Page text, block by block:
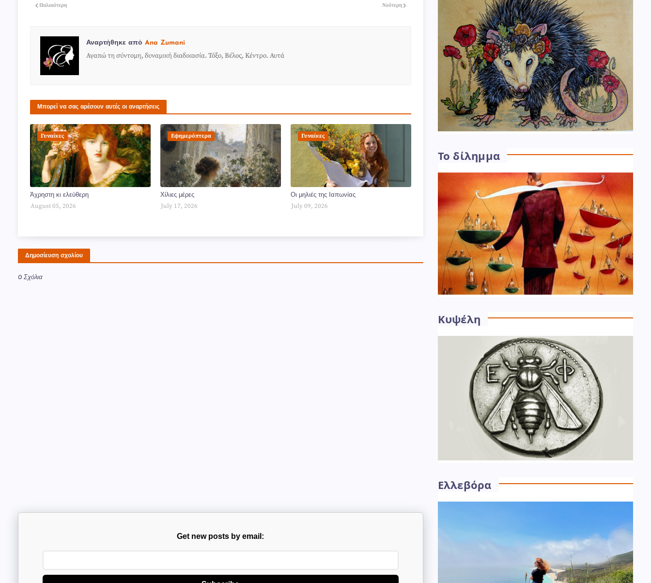
Νεότερη
Παλαιότερη
Αναρτήθηκε από Ana Zumani
Αγαπώ τη σύντομη, δυναμική διαδικασία. Τόξο, Βέλος, Κέντρο. Αυτά
Μπορεί να σας αρέσουν αυτές οι αναρτήσεις
Γυναίκες
Άχρηστη κι ελεύθερη
August 05, 2026
Εφημερόπτερα
Χίλιες μέρες
July 17, 2026
Γυναίκες
Οι μηλιές της Ιαπωνίας
July 09, 2026
Δημοσίευση σχολίου
0 Σχόλια
Get new posts by email:
Το δίλημμα
Κυψέλη
Ελλεβόρα